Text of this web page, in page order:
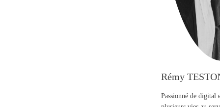
Rémy
Passionné de digital